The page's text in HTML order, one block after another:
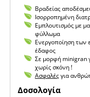
Βραδείας
Ισορροπημένη
Εμπλουτισμός με
φύλλωμα
Ενεργοποίηση των
έδαφος
Σε μορφή minigran
χωρίς σκόνη !
Ασφαλέςγια
Δοσολογία